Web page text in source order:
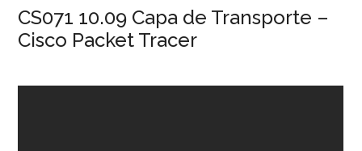
CS071 10.09 Capa de Transporte –
Cisco Packet Tracer